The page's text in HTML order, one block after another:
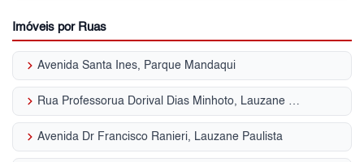
Imóveis por Ruas
keyboard_arrow_right Avenida Santa Ines, Parque Mandaqui
keyboard_arrow_right Rua Professorua Dorival Dias Minhoto, Lauzane Paulista
keyboard_arrow_right Avenida Dr Francisco Ranieri, Lauzane Paulista